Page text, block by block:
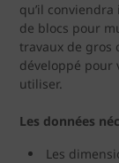
qu’il
de blocs pour
travaux de gros
développé pour
utiliser.
Les données
Les